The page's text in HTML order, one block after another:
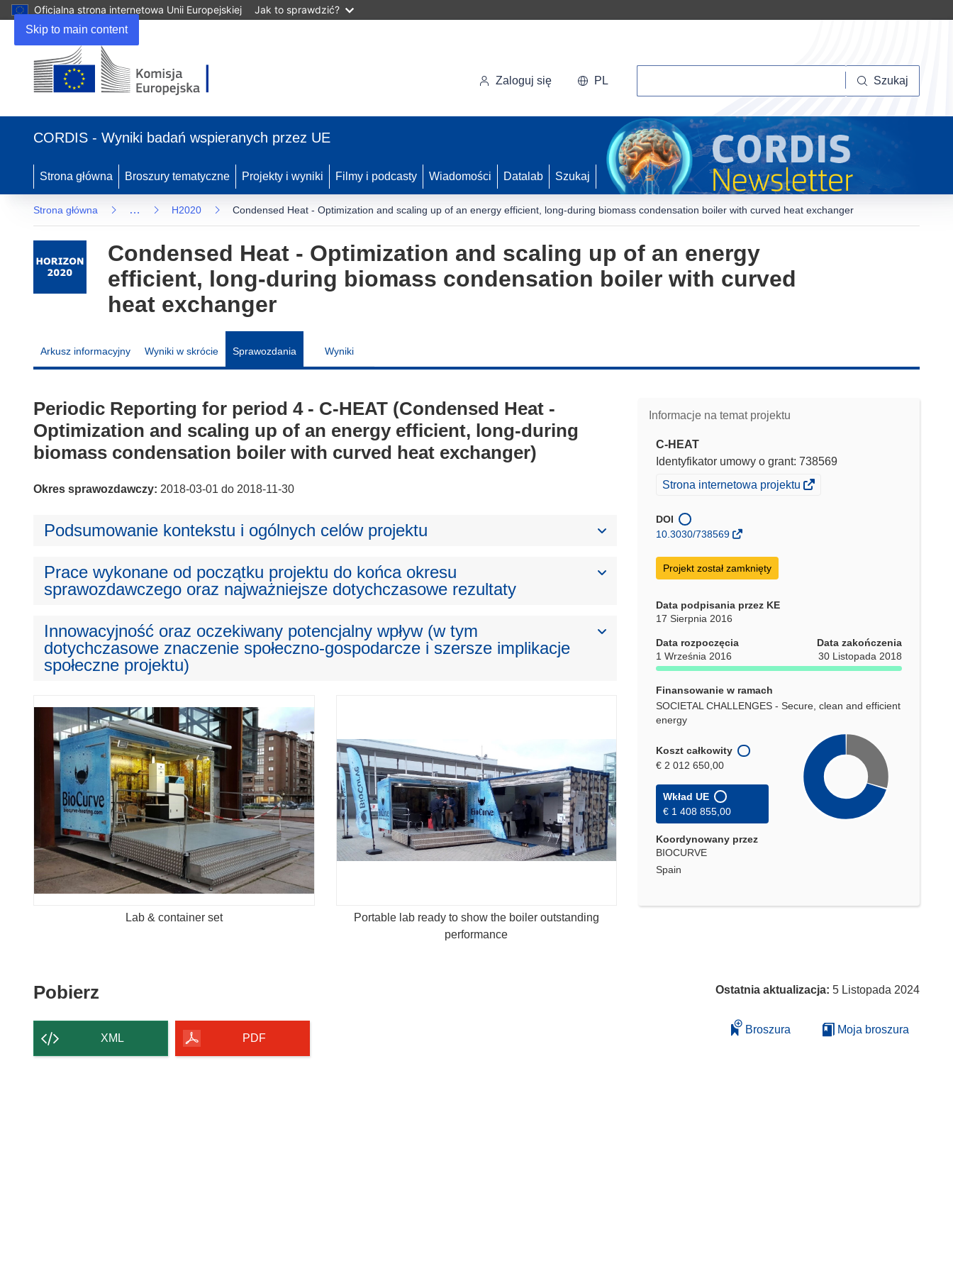
Skip to main content
Oficjalna strona internetowa Unii Europejskiej Jak to sprawdzić?
się
nowym
oknie)
Zaloguj się PL Szukaj
CORDIS - Wyniki badań wspieranych przez UE
Strona główna Broszury tematyczne Projekty i wyniki Filmy i podcasty Wiadomości Datalab Szukaj
Strona główna … H2020 Condensed Heat - Optimization and scaling up of an energy efficient, long-during biomass condensation boiler with curved heat exchanger
Condensed Heat - Optimization and scaling up of an energy
efficient, long-during biomass condensation boiler with curved
heat exchanger
Arkusz informacyjny Wyniki w skrócie Sprawozdania Wyniki
Informacje na temat projektu
C-HEAT
Identyfikator umowy o grant: 738569
(odnośnik
w
nowym
Strona internetowa projektu
DOI
10.3030/738569
Projekt został zamknięty
Data podpisania przez KE
17 Sierpnia 2016
Data rozpoczęcia
1 Września 2016
Data zakończenia
30 Listopada 2018
Finansowanie w ramach
SOCIETAL CHALLENGES - Secure, clean and efficient
energy
Koszt całkowity
€ 2 012 650,00
Wkład UE
€ 1 408 855,00
Koordynowany przez
BIOCURVE
Spain
Periodic Reporting for period 4 - C-HEAT (Condensed Heat -
Optimization and scaling up of an energy efficient, long-during
biomass condensation boiler with curved heat exchanger)
Okres sprawozdawczy: 2018-03-01 do 2018-11-30
Podsumowanie kontekstu i ogólnych celów projektu
Prace wykonane od początku projektu do końca okresu
sprawozdawczego oraz najważniejsze dotychczasowe rezultaty
Innowacyjność oraz oczekiwany potencjalny wpływ (w tym
dotychczasowe znaczenie społeczno-gospodarcze i szersze implikacje
społeczne projektu)
Lab & container set
Portable lab ready to show the boiler outstanding
performance
Pobierz
strony
XML PDF
Ostatnia aktualizacja: 5 Listopada 2024
Broszura Moja broszura